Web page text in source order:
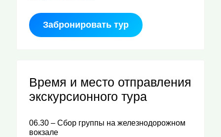
Забронировать тур
Время и место отправления
экскурсионного тура
06.30 – Сбор группы на железнодорожном
вокзале